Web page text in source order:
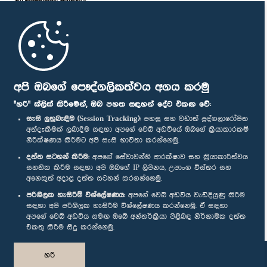
අපි ඔබගේ පෞද්ගලිකත්වය අගය කරමු
"හරි" ක්ලික් කිරීමෙන්, ඔබ පහත සඳහන් දේට එකඟ වේ:
සැසි ලුහුබැඳීම (Session Tracking): පහසු සහ වඩාත් පුද්ගලාරෝපිත
අත්දැකීමක් ලබාදීම සඳහා අපගේ වෙබ් අඩවියේ ඔබගේ ක්‍රියාකාරකම්
නිරීක්ෂණය කිරීමට අපි සැසි භාවිතා කරන්නෙමු.
දත්ත සටහන් කිරීම: අපගේ සේවාවන්හි ආරක්ෂාව සහ ක්‍රියාකාරීත්වය
සහතික කිරීම සඳහා අපි ඔබගේ IP ලිපිනය, උපාංග විස්තර සහ
අනෙකුත් අදාළ දත්ත සටහන් කරගන්නෙමු.
පරිශීලක හැසිරීම් විශ්ලේෂණය: අපගේ වෙබ් අඩවිය වැඩිදියුණු කිරීම
සඳහා අපි පරිශීලක හැසිරීම විශ්ලේෂණය කරන්නෙමු. ඒ සඳහා
අපගේ වෙබ් අඩවිය සමඟ ඔබේ අන්තර්ක්‍රියා පිළිබඳ නිර්නාමික දත්ත
එකතු කිරීම සිදු කරන්නෙමු.
හරි
මුල් පිටුව
පාර්ලිමේන්තු ජංගම යෙදුම
අප හා සම්බන්ධ වී සිටින්න :
සම්මාන
පෞද්ගලිකත්ව ප්‍රතිපත්තිය